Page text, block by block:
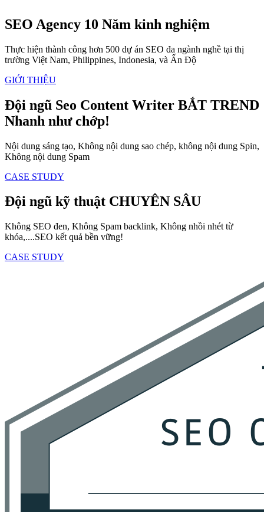
SEO Agency 10 Năm kinh nghiệm
Thực hiện thành công hơn 500 dự án SEO đa ngành nghề tại thị
trường Việt Nam, Philippines, Indonesia, và Ấn Độ
GIỚI THIỆU
Đội ngũ Seo Content Writer BẮT TREND
Nhanh như chớp!
Nội dung sáng tạo, Không nội dung sao chép, không nội dung Spin,
Không nội dung Spam
CASE STUDY
Đội ngũ kỹ thuật CHUYÊN SÂU
Không SEO đen, Không Spam backlink, Không nhồi nhét từ
khóa,....SEO kết quả bền vững!
CASE STUDY